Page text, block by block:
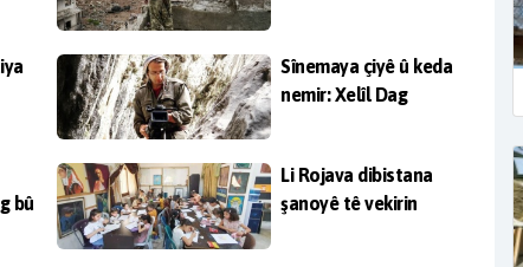
Sînemaya çiyê û keda
nemir: Xelîl Dag
bû
Li Rojava dibistana
şanoyê tê vekirin